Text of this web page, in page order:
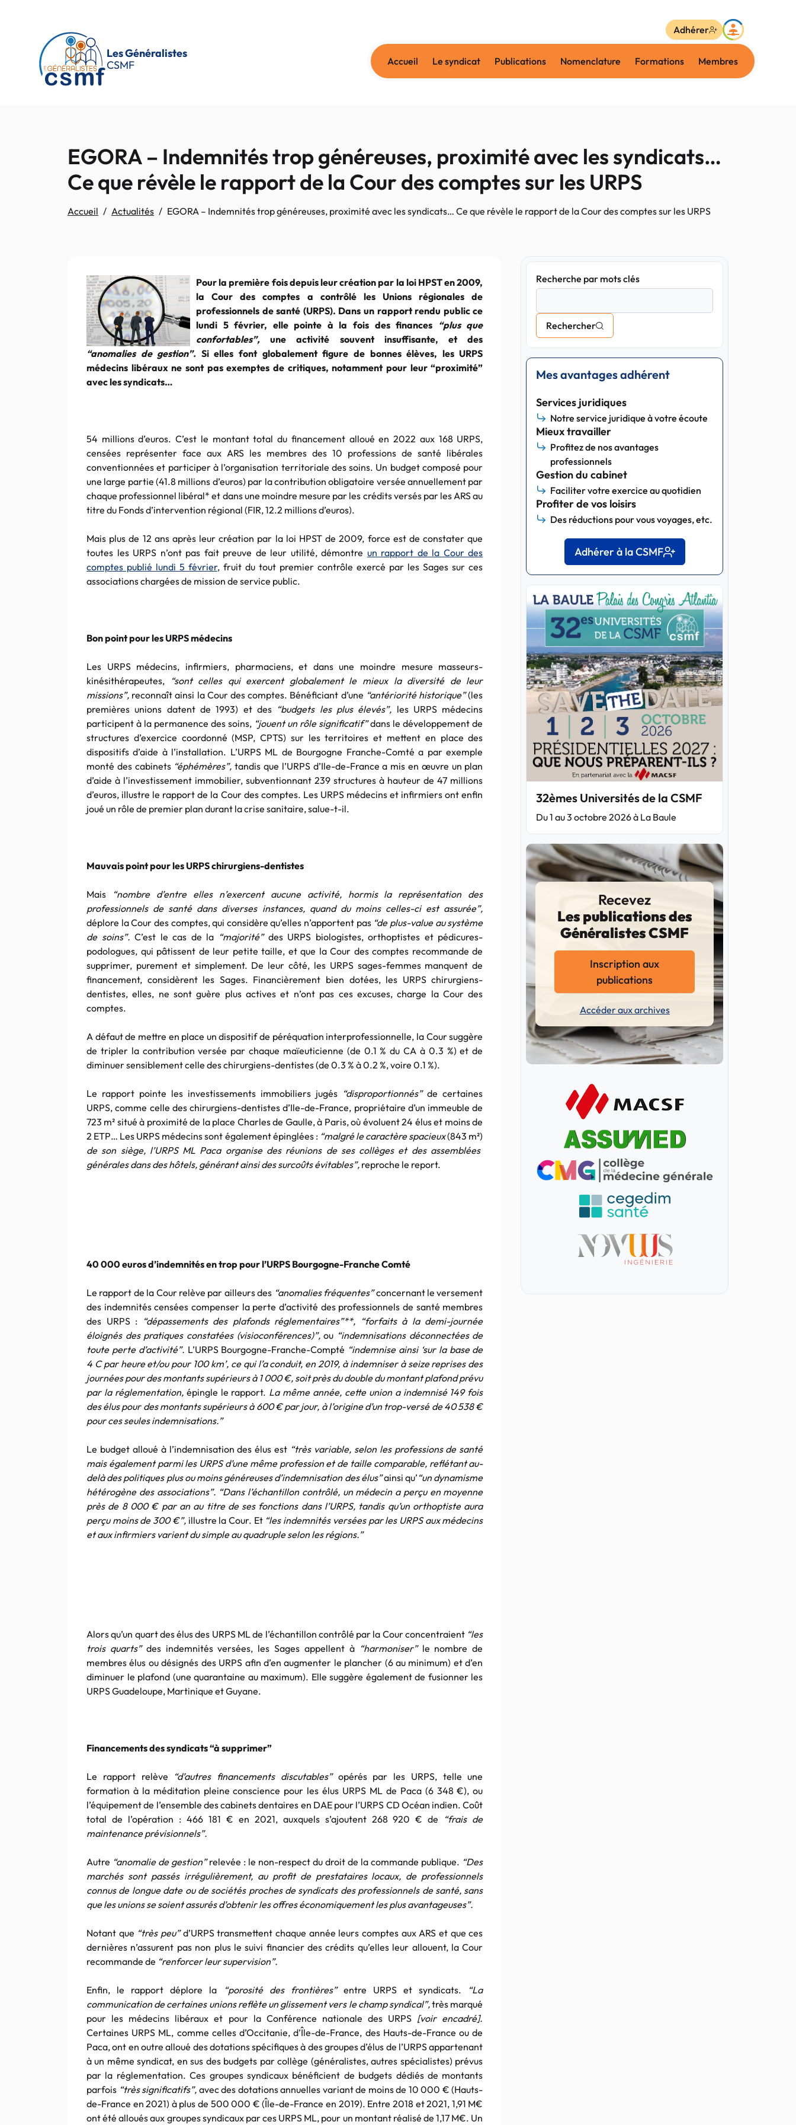
Les Généralistes
CSMF
Accueil Le syndicat Publications Nomenclature Formations Membres
Adhérer
EGORA – Indemnités trop généreuses, proximité avec les syndicats…
Ce que révèle le rapport de la Cour des comptes sur les URPS
Accueil Actualités EGORA – Indemnités trop généreuses, proximité avec les syndicats… Ce que révèle le rapport de la Cour des comptes sur les URPS
Pour la première fois depuis leur création par la loi HPST en 2009,
la Cour des comptes a contrôlé les Unions régionales de
professionnels de santé (URPS). Dans un rapport rendu public ce
lundi 5 février, elle pointe à la fois des finances “plus que
confortables”, une activité souvent insuffisante, et des
“anomalies de gestion”. Si elles font globalement figure de bonnes élèves, les URPS
médecins libéraux ne sont pas exemptes de critiques, notamment pour leur “proximité”
avec les syndicats…
54 millions d’euros. C’est le montant total du financement alloué en 2022 aux 168 URPS,
censées représenter face aux ARS les membres des 10 professions de santé libérales
conventionnées et participer à l’organisation territoriale des soins. Un budget composé pour
une large partie (41.8 millions d’euros) par la contribution obligatoire versée annuellement par
chaque professionnel libéral* et dans une moindre mesure par les crédits versés par les ARS au
titre du Fonds d’intervention régional (FIR, 12.2 millions d’euros).
Mais plus de 12 ans après leur création par la loi HPST de 2009, force est de constater que
toutes les URPS n’ont pas fait preuve de leur utilité, démontre un rapport de la Cour des
comptes publié lundi 5 février, fruit du tout premier contrôle exercé par les Sages sur ces
associations chargées de mission de service public.
Bon point pour les URPS médecins
Les URPS médecins, infirmiers, pharmaciens, et dans une moindre mesure masseurs-
kinésithérapeutes,
“sont celles qui exercent globalement le mieux la diversité de leur
missions”, reconnaît ainsi la Cour des comptes. Bénéficiant d’une “antériorité historique”(les
premières unions datent de 1993) et des “budgets les plus élevés”, les URPS médecins
participent à la permanence des soins, “jouent un rôle significatif”dans le développement de
structures d’exercice coordonné (MSP, CPTS) sur les territoires et mettent en place des
dispositifs d’aide à l’installation. L’URPS ML de Bourgogne Franche-Comté a par exemple
monté des cabinets “éphémères”, tandis que l’URPS d’Ile-de-France a mis en œuvre un plan
d’aide à l’investissement immobilier, subventionnant 239 structures à hauteur de 47 millions
d’euros, illustre le rapport de la Cour des comptes. Les URPS médecins et infirmiers ont enfin
joué un rôle de premier plan durant la crise sanitaire, salue-t-il.
Mauvais point pour les URPS chirurgiens-dentistes
Mais
“nombre d’entre elles n’exercent aucune activité, hormis la représentation des
professionnels de santé dans diverses instances, quand du moins celles-ci est assurée”,
déplore la Cour des comptes, qui considère qu’elles n’apportent pas “de plus-value au système
de soins”. C’est le cas de la “majorité”des URPS biologistes, orthoptistes et pédicures-
podologues, qui pâtissent de leur petite taille, et que la Cour des comptes recommande de
supprimer, purement et simplement. De leur côté, les URPS sages-femmes manquent de
financement, considèrent les Sages. Financièrement bien dotées, les URPS chirurgiens-
dentistes, elles, ne sont guère plus actives et n’ont pas ces excuses, charge la Cour des
comptes.
A défaut de mettre en place un dispositif de péréquation interprofessionnelle, la Cour suggère
de tripler la contribution versée par chaque maïeuticienne (de 0.1 % du CA à 0.3 %) et de
diminuer sensiblement celle des chirurgiens-dentistes (de 0.3 % à 0.2 %, voire 0.1 %).
Le rapport pointe les investissements immobiliers jugés “disproportionnés”de certaines
URPS, comme celle des chirurgiens-dentistes d’Ile-de-France, propriétaire d’un immeuble de
723 m² situé à proximité de la place Charles de Gaulle, à Paris, où évoluent 24 élus et moins de
2 ETP… Les URPS médecins sont également épinglées : “malgré le caractère spacieux(843 m²)
de son siège, l’URPS ML Paca organise des réunions de ses collèges et des assemblées
générales dans des hôtels, générant ainsi des surcoûts évitables”, reproche le report.
40 000 euros d’indemnités en trop pour l’URPS Bourgogne-Franche Comté
Le rapport de la Cour relève par ailleurs des “anomalies fréquentes”concernant le versement
des indemnités censées compenser la perte d’activité des professionnels de santé membres
des URPS : “dépassements des plafonds réglementaires”**, “forfaits à la demi-journée
éloignés des pratiques constatées (visioconférences)”,ou “indemnisations déconnectées de
toute perte d’activité”. L’URPS Bourgogne-Franche-Compté “indemnise ainsi ‘sur la base de
4 C par heure et/ou pour 100 km’, ce qui l’a conduit, en 2019, à indemniser à seize reprises des
journées pour des montants supérieurs à 1 000 €, soit près du double du montant plafond prévu
par la réglementation,épingle le rapport. La même année, cette union a indemnisé 149 fois
des élus pour des montants supérieurs à 600 € par jour, à l’origine d’un trop-versé de 40 538 €
pour ces seules indemnisations.”
Le budget alloué à l’indemnisation des élus est “très variable, selon les professions de santé
mais également parmi les URPS d’une même profession et de taille comparable, reflétant au-
delà des politiques plus ou moins généreuses d’indemnisation des élus”ainsi qu’ “un dynamisme
hétérogène des associations”. “Dans l’échantillon contrôlé, un médecin a perçu en moyenne
près de 8 000 € par an au titre de ses fonctions dans l’URPS, tandis qu’un orthoptiste aura
perçu moins de 300 €”,illustre la Cour. Et “les indemnités versées par les URPS aux médecins
et aux infirmiers varient du simple au quadruple selon les régions.”
Alors qu’un quart des élus des URPS ML de l’échantillon contrôlé par la Cour concentraient “les
trois quarts”des indemnités versées, les Sages appellent à “harmoniser”le nombre de
membres élus ou désignés des URPS afin d’en augmenter le plancher (6 au minimum) et d’en
diminuer le plafond (une quarantaine au maximum). Elle suggère également de fusionner les
URPS Guadeloupe, Martinique et Guyane.
Financements des syndicats “à supprimer”
Le rapport relève “d’autres financements discutables”opérés par les URPS, telle une
formation à la méditation pleine conscience pour les élus URPS ML de Paca (6 348 €), ou
l’équipement de l’ensemble des cabinets dentaires en DAE pour l’URPS CD Océan indien. Coût
total de l’opération : 466 181 € en 2021, auxquels s’ajoutent 268 920 € de
“frais de
maintenance prévisionnels”.
Autre “anomalie de gestion”relevée : le non-respect du droit de la commande publique. “Des
marchés sont passés irrégulièrement, au profit de prestataires locaux, de professionnels
connus de longue date ou de sociétés proches de syndicats des professionnels de santé, sans
que les unions se soient assurés d’obtenir les offres économiquement les plus avantageuses”.
Notant que “très peu”d’URPS transmettent chaque année leurs comptes aux ARS et que ces
dernières n’assurent pas non plus le suivi financier des crédits qu’elles leur allouent, la Cour
recommande de “renforcer leur supervision”.
Enfin, le rapport déplore la “porosité des frontières”entre URPS et syndicats.
“La
communication de certaines unions reflète un glissement vers le champ syndical”,très marqué
pour les médecins libéraux et pour la Conférence nationale des URPS [voir encadré].
Certaines URPS ML, comme celles d’Occitanie, d’Île-de-France, des Hauts-de-France ou de
Paca, ont en outre alloué des dotations spécifiques à des groupes d’élus de l’URPS appartenant
à un même syndicat, en sus des budgets par collège (généralistes, autres spécialistes) prévus
par la réglementation. Ces groupes syndicaux bénéficient de budgets dédiés de montants
parfois “très significatifs”, avec des dotations annuelles variant de moins de 10 000 € (Hauts-
de-France en 2021) à plus de 500 000 € (Île-de-France en 2019). Entre 2018 et 2021, 1,91 M€
ont été alloués aux groupes syndicaux par ces URPS ML, pour un montant réalisé de 1,17 M€. Un
Recherche par mots clés
Rechercher
Mes avantages adhérent
Services juridiques
Notre service juridique à votre écoute
Mieux travailler
Profitez de nos avantages
professionnels
Gestion du cabinet
Faciliter votre exercice au quotidien
Profiter de vos loisirs
Des réductions pour vous voyages, etc.
Adhérer à la CSMF
32èmes Universités de la CSMF
Du 1 au 3 octobre 2026 à La Baule
Recevez
Les publications des
Généralistes CSMF
Inscription aux
publications
Accéder aux archives